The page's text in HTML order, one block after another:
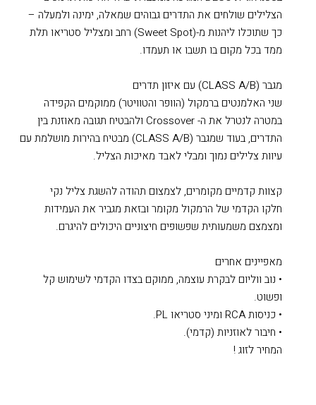
הצלילים שולחים את התדרים גבוהים שמאלה, ימינה ולמעלה –
כך שתוכלו ליהנות מ-(Sweet Spot) רחב ומצליל סטריאו תלת
ממד בכל מקום בו תשבו או תעמדו.
מגבר (CLASS A/B) עם איזון תדרים
שני האלמנטים ברמקול (הוופר והטוויטר) ממוקמים הקפידה
במטרה לנטרל את ה- Crossover ולהבטיח תגובה מאוזנת בין
התדרים, בעוד שמגבר (CLASS A/B) מבטיח בהירות מושלמת עם
עיוות צלילים נמוך ומבלי לאבד מאיכות הצליל.
קצוות קדמיים מקומרים, לצמצום תהודה להשגת צליל נקי
חלקו הקדמי של הרמקול מקומר ובזאת מגביר את העמידות
ומצמצם משמעותית שפשופים חיצוניים היכולים להיגרם.
מאפיינים אחרים
• נוב ווליום לבקרת עוצמה, ממוקם בצדו הקדמי לשימוש קל
ופשוט.
• כניסות RCA ומיני סטריאו PL.
• חיבור לאוזניות (קדמי).
המחיר לזוג !